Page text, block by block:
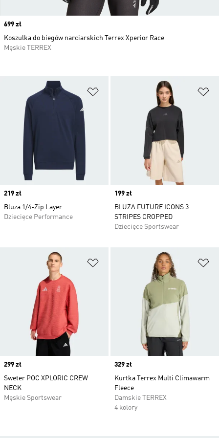
Dodaj do listy życzeń
Price
219 zł
Bluza 1/4-Zip Layer
Dziecięce Performance
Price
199 zł
BLUZA FUTURE ICONS 3
STRIPES CROPPED
Dziecięce Sportswear
Dodaj do listy życzeń
Price
299 zł
Sweter POC XPLORIC CREW
NECK
Męskie Sportswear
Price
329 zł
Kurtka Terrex Multi Climawarm
Fleece
Damskie TERREX
4 kolory
Price
699 zł
Koszulka do biegów narciarskich Terrex Xperior Race
Męskie TERREX